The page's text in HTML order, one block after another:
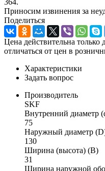
Приносим извинения за
Поделиться
Цена действительна только
отличаться от цен в
Характеристики
Задать вопрос
Производитель
SKF
Внутренний диаметр
75
Наружный диаметр
130
Ширина (высота) (B)
31
Ширина наружной